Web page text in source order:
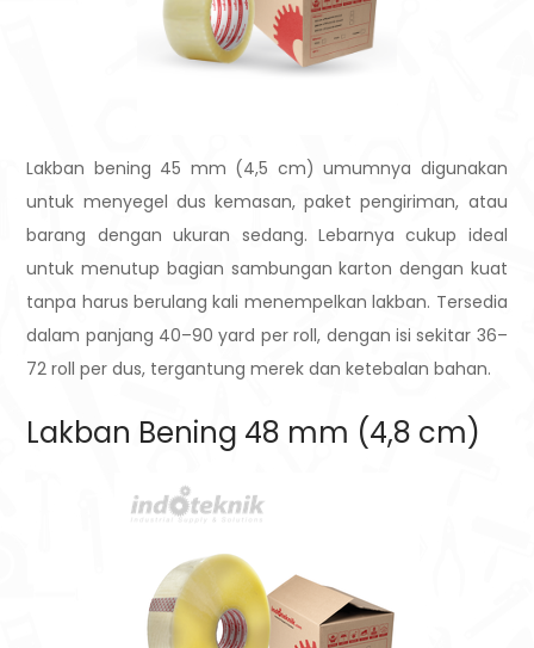
Lakban bening 45 mm (4,5 cm) umumnya digunakan
untuk menyegel dus kemasan, paket pengiriman, atau
barang dengan ukuran sedang. Lebarnya cukup ideal
untuk menutup bagian sambungan karton dengan kuat
tanpa harus berulang kali menempelkan lakban. Tersedia
dalam panjang 40–90 yard per roll, dengan isi sekitar 36–
72 roll per dus, tergantung merek dan ketebalan bahan.
Lakban Bening 48 mm (4,8 cm)